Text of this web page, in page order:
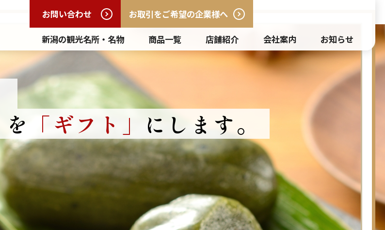
お問い合わせ お取引をご希望の企業様へ
新潟の観光名所・名物 商品一覧 店舗紹介 会社案内 お知らせ
を 「ギフト」 にします。